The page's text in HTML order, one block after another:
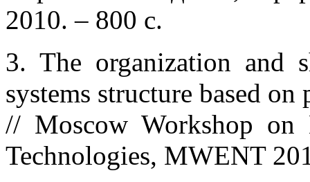
2010. – 800 с.
3. The organization and
systems structure based
// Moscow Workshop on
Technologies, MWENT